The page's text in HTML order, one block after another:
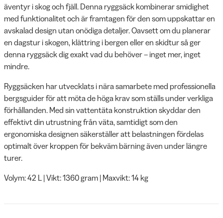
äventyr i skog och fjäll. Denna ryggsäck kombinerar smidighet
med funktionalitet och är framtagen för den som uppskattar en
avskalad design utan onödiga detaljer. Oavsett om du planerar
en dagstur i skogen, klättring i bergen eller en skidtur så ger
denna ryggsäck dig exakt vad du behöver – inget mer, inget
mindre.
Ryggsäcken har utvecklats i nära samarbete med professionella
bergsguider för att möta de höga krav som ställs under verkliga
förhållanden. Med sin vattentäta konstruktion skyddar den
effektivt din utrustning från väta, samtidigt som den
ergonomiska designen säkerställer att belastningen fördelas
optimalt över kroppen för bekväm bärning även under längre
turer.
Volym: 42 L | Vikt: 1360 gram | Maxvikt: 14 kg